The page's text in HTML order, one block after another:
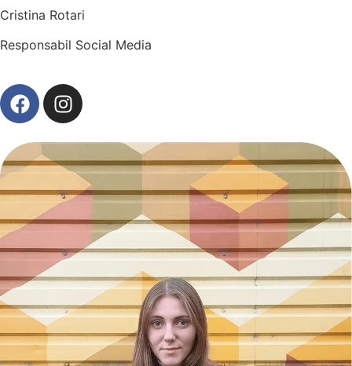
Cristina Rotari
Responsabil Social Media